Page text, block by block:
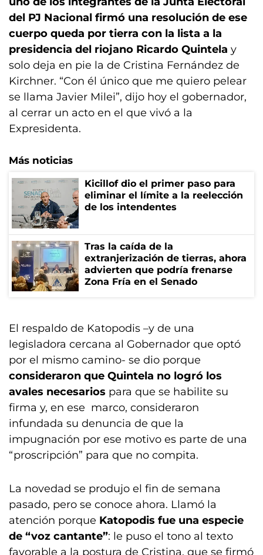
del PJ Nacional firmó una resolución de ese
cuerpo queda por tierra con la lista a la
presidencia del riojano Ricardo Quintela y
solo deja en pie la de Cristina Fernández de
Kirchner. “Con él único que me quiero pelear
se llama Javier Milei”, dijo hoy el gobernador,
al cerrar un acto en el que vivó a la
Expresidenta.
Más noticias
Kicillof dio el primer paso para
eliminar el límite a la reelección
de los intendentes
Tras la caída de la
extranjerización de tierras, ahora
advierten que podría frenarse
Zona Fría en el Senado
El respaldo de Katopodis –y de una
legisladora cercana al Gobernador que optó
por el mismo camino- se dio porque
consideraron que Quintela no logró los
avales necesarios para que se habilite su
firma y, en ese marco, consideraron
infundada su denuncia de que la
impugnación por ese motivo es parte de una
“proscripción” para que no compita.
La novedad se produjo el fin de semana
pasado, pero se conoce ahora. Llamó la
atención porque Katopodis fue una especie
de “voz cantante”: le puso el tono al texto
favorable a la postura de Cristina, que se firmó